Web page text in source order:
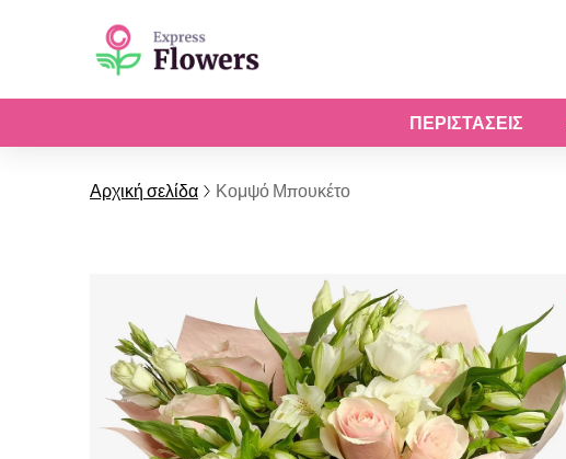
ΠΕΡΙΣΤΆΣΕΙΣ
Αρχική σελίδα Κομψό Μπουκέτο